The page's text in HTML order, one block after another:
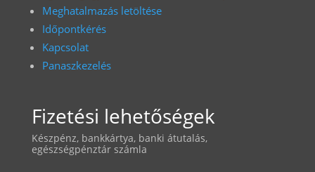
Meghatalmazás letöltése
Időpontkérés
Kapcsolat
Panaszkezelés
Fizetési lehetőségek
Készpénz, bankkártya, banki átutalás,
egészségpénztár számla